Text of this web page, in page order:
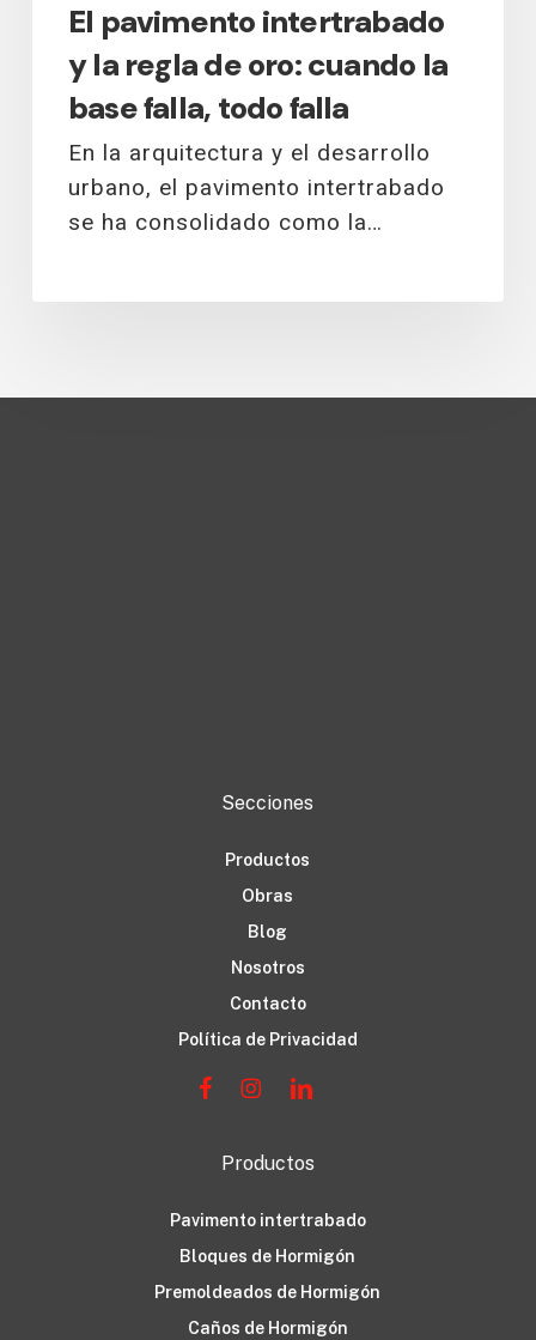
todo
falla
El pavimento intertrabado
y la regla de oro: cuando la
base falla, todo falla
En la arquitectura y el desarrollo
urbano, el pavimento intertrabado
se ha consolidado como la…
Secciones
Productos
Obras
Blog
Nosotros
Contacto
Política de Privacidad
Productos
Pavimento intertrabado
Bloques de Hormigón
Premoldeados de Hormigón
Caños de Hormigón